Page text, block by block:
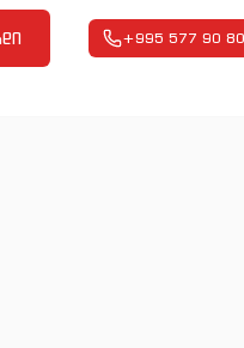
+995 577 90